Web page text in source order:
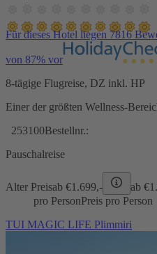
Für dieses Hotel liegen 7816
von 87% vor
8-tägige Flugreise, DZ inkl. HP
Einer der größten Wellness-
253100Bestellnr.:
Pauschalreise
Alter Preisab €1.699,- ab €
pro PersonPreis pro Person
TUI MAGIC LIFE Plimmiri